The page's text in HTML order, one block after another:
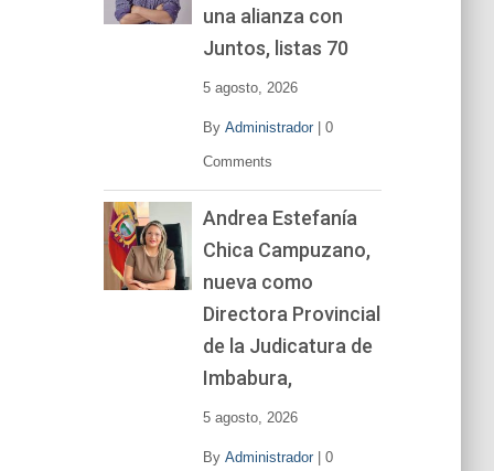
una alianza con
Juntos, listas 70
5 agosto, 2026
By Administrador| 0
Comments
Andrea Estefanía
Chica Campuzano,
nueva como
Directora Provincial
de la Judicatura de
Imbabura,
5 agosto, 2026
By Administrador| 0